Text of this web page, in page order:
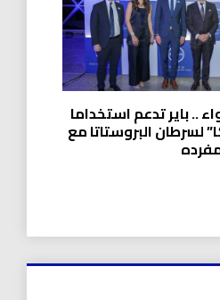
.. بایر تدعم استخداما
لسرطان البروستاتا مع